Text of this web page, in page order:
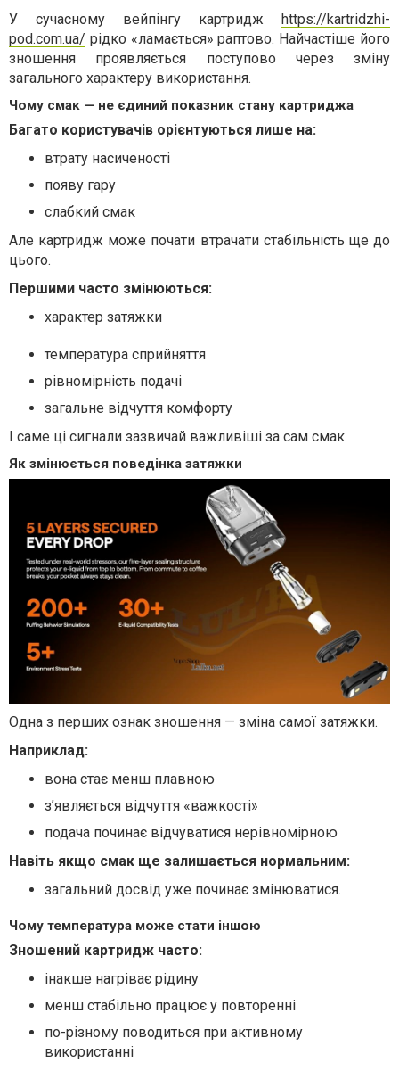
У сучасному вейпінгу картридж https://kartridzhi-
pod.com.ua/ рідко «ламається» раптово. Найчастіше його
зношення проявляється поступово через зміну
загального характеру використання.
Чому смак — не єдиний показник стану картриджа
Багато користувачів орієнтуються лише на:
втрату насиченості
появу гару
слабкий смак
Але картридж може почати втрачати стабільність ще до
цього.
Першими часто змінюються:
характер затяжки
температура сприйняття
рівномірність подачі
загальне відчуття комфорту
І саме ці сигнали зазвичай важливіші за сам смак.
Як змінюється поведінка затяжки
Одна з перших ознак зношення — зміна самої затяжки.
Наприклад:
вона стає менш плавною
з’являється відчуття «важкості»
подача починає відчуватися нерівномірною
Навіть якщо смак ще залишається нормальним:
загальний досвід уже починає змінюватися.
Чому температура може стати іншою
Зношений картридж часто:
інакше нагріває рідину
менш стабільно працює у повторенні
по-різному поводиться при активному
використанні